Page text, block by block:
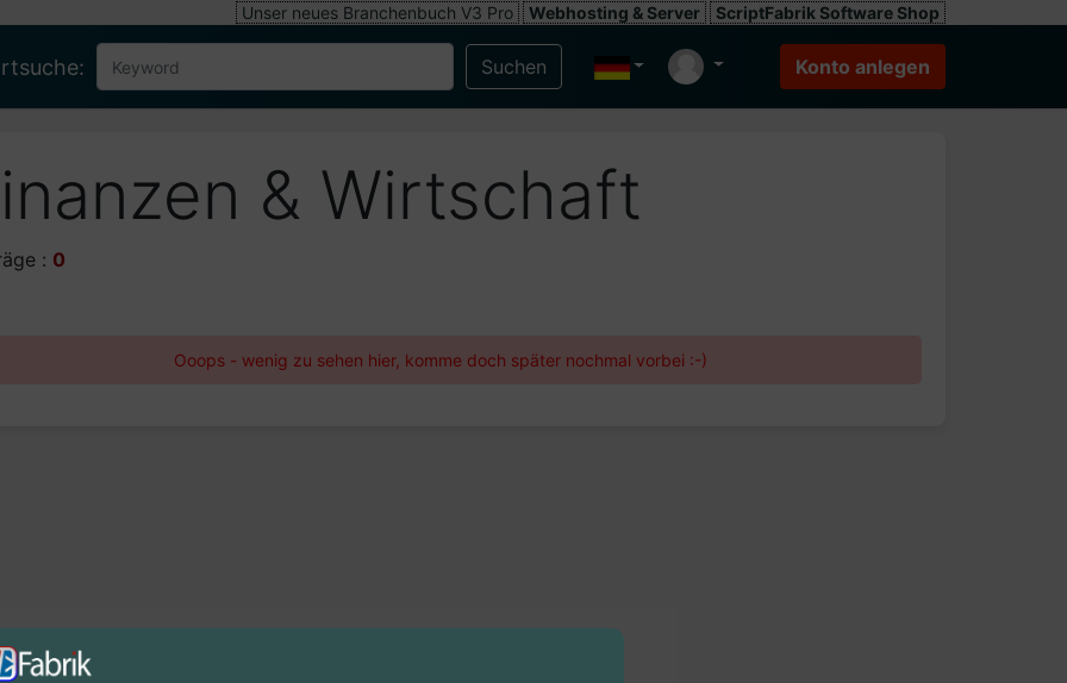
Unser neues Branchenbuch V3 Pro Webhosting & Server ScriptFabrik Software Shop
& Wirtschaft
: 0
Ooops - wenig zu sehen hier, komme doch später nochmal vorbei :-)